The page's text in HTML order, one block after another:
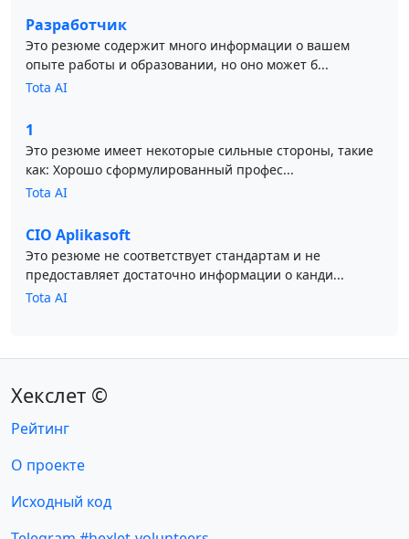
Разработчик
Это резюме содержит много информации о вашем
опыте работы и образовании, но оно может б...
Tota AI
1
Это резюме имеет некоторые сильные стороны, такие
как: Хорошо сформулированный профес...
Tota AI
CIO Aplikasoft
Это резюме не соответствует стандартам и не
предоставляет достаточно информации о канди...
Tota AI
Хекслет ©
Рейтинг
О проекте
Исходный код